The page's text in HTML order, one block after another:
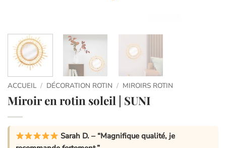
ACCUEIL / DÉCORATION ROTIN / MIROIRS ROTIN
Miroir en rotin soleil | SUNI
Sarah D. – “Magnifique qualité, je